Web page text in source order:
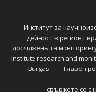
Институт за
дейност в регион
досліджень та моніторингу
Institute research and
- Burgas ------ Главен
свържете се с